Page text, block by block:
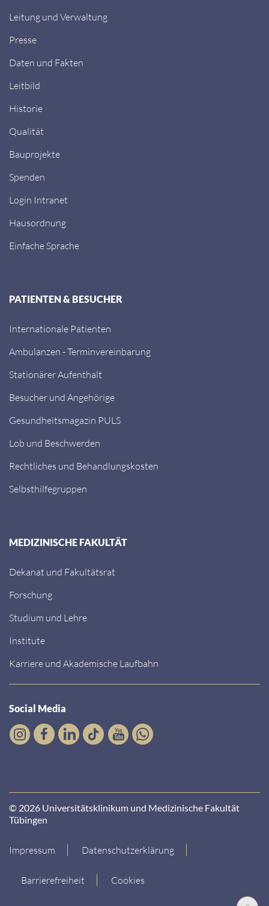
Nach
Leitung und Verwaltung
Presse
Daten und Fakten
Leitbild
Historie
Qualität
Bauprojekte
Spenden
Login Intranet
Hausordnung
Einfache Sprache
PATIENTEN & BESUCHER
Internationale Patienten
Ambulanzen - Terminvereinbarung
Stationärer Aufenthalt
Besucher und Angehörige
Gesundheitsmagazin PULS
Lob und Beschwerden
Rechtliches und Behandlungskosten
Selbsthilfegruppen
MEDIZINISCHE FAKULTÄT
Dekanat und Fakultätsrat
Forschung
Studium und Lehre
Institute
Karriere und Akademische Laufbahn
Social Media
© 2026 Universitätsklinikum und Medizinische Fakultät
Tübingen
Impressum Datenschutzerklärung
Barrierefreiheit Cookies